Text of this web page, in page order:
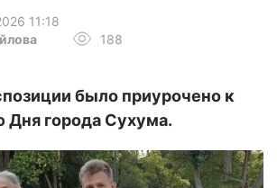
11:18
188
было приурочено к
Дня города Сухума.